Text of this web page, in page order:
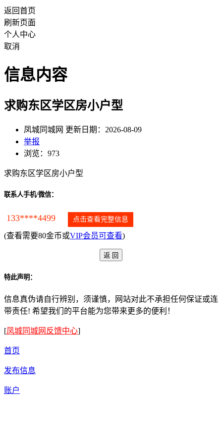
返回首页
刷新页面
个人中心
取消
信息内容
求购东区学区房小户型
凤城同城网 更新日期：2026-08-09
举报
浏览：973
求购东区学区房小户型
联系人手机/微信：
133****4499 点击查看完整信息
(查看需要80金币或VIP会员可查看)
特此声明：
信息真伪请自行辨别，须谨慎，网站对此不承担任何保证或连
带责任! 希望我们的平台能为您带来更多的便利！
[凤城同城网反馈中心]
首页
发布信息
账户